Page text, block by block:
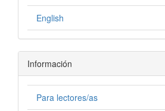
English
Información
Para lectores/as